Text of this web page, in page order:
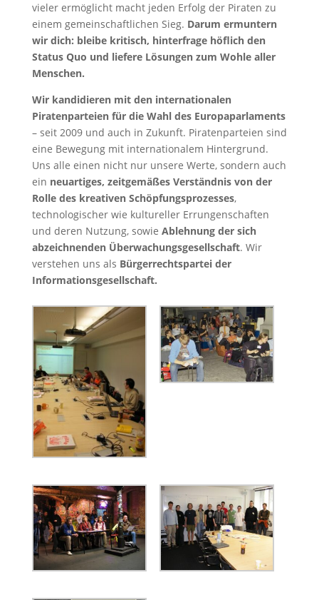
vieler ermöglicht macht jeden Erfolg der Piraten zu
einem gemeinschaftlichen Sieg. Darum ermuntern
wir dich: bleibe kritisch, hinterfrage höflich den
Status Quo und liefere Lösungen zum Wohle aller
Menschen.
Wir kandidieren mit den internationalen
Piratenparteien für die Wahl des Europaparlaments
– seit 2009 und auch in Zukunft. Piratenparteien sind
eine Bewegung mit internationalem Hintergrund.
Uns alle einen nicht nur unsere Werte, sondern auch
ein neuartiges, zeitgemäßes Verständnis von der
Rolle des kreativen Schöpfungsprozesses,
technologischer wie kultureller Errungenschaften
und deren Nutzung, sowie Ablehnung der sich
abzeichnenden Überwachungsgesellschaft. Wir
verstehen uns als Bürgerrechtspartei der
Informationsgesellschaft.